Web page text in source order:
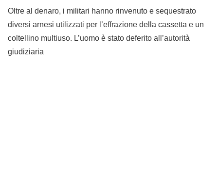
Oltre al denaro, i militari hanno rinvenuto e sequestrato
diversi arnesi utilizzati per l’effrazione della cassetta e un
coltellino multiuso. L’uomo è stato deferito all’autorità
giudiziaria